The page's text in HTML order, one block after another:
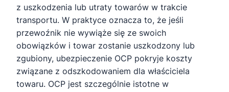
z uszkodzenia lub utraty towarów w trakcie
transportu. W praktyce oznacza to, że jeśli
przewoźnik nie wywiąże się ze swoich
obowiązków i towar zostanie uszkodzony lub
zgubiony, ubezpieczenie OCP pokryje koszty
związane z odszkodowaniem dla właściciela
towaru. OCP jest szczególnie istotne w